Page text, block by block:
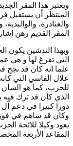
ويعتبر هدا المقر
المنتظر أن يستقبل
والغنادرة،
المقر القديم رهن
وبهذا التدشين يكون
التي تفرغ لها و هي
علما انه كان قد
علال الفاسي التي
للحزب، كما هو الشأن
الذي كان قد ترك
دورا كبيرا في دعم آل
وكان قد ساهم في
يعود وكيلا للائحة
المقاعد الأربعة